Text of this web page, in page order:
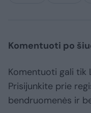
Komentuoti po
Komentuoti gali
Prisijunkite prie
bendruomenės ir